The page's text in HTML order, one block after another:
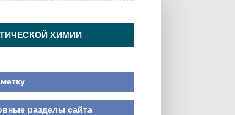
ХИМИИ
разделы сайта